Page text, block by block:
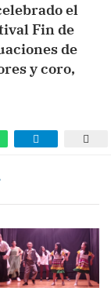
el
Fin de
de
y coro,